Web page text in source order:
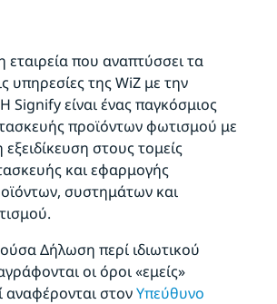
εταιρεία που αναπτύσσει τα
υπηρεσίες της WiZ με την
Signify είναι ένας παγκόσμιος
προϊόντων φωτισμού με
εξειδίκευση στους τομείς
και εφαρμογής
συστημάτων και
Δήλωση περί ιδιωτικού
οι όροι «εμείς»
αναφέρονται στονΥπεύθυνο